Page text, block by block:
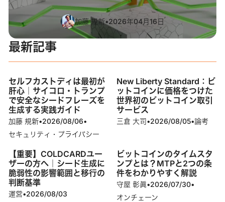
加藤 規新•2026年04月16日
最新記事
セルフカストディは最初が
肝心｜サイコロ・トランプ
で安全なシードフレーズを
生成する実践ガイド
加藤 規新•2026/08/06•
セキュリティ・プライバシー
New Liberty Standard：ビ
ットコインに価格をつけた
世界初のビットコイン取引
サービス
三倉 大司•2026/08/05•論考
【重要】COLDCARDユー
ザーの方へ｜シード生成に
脆弱性の影響範囲と移行の
判断基準
運営•2026/08/03
ビットコインのタイムスタ
ンプとは？MTPと2つの条
件をわかりやすく解説
守屋 彰眞•2026/07/30•
オンチェーン